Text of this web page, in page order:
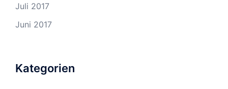
Juli 2017
Juni 2017
Kategorien